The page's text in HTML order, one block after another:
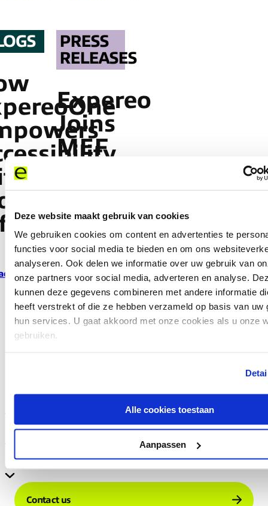
Deze website maakt gebruik van cookies
We gebruiken cookies om content en advertenties te
functies voor social media te bieden en om ons
analyseren. Ook delen we informatie over uw gebruik van
onze partners voor social media, adverteren en analyse.
kunnen deze gegevens combineren met andere informatie
heeft verstrekt of die ze hebben verzameld op basis van uw
hun services. U gaat akkoord met onze cookies als u onze
gebruiken.
Alle cookies toestaan
Aanpassen
more
PRESS
RELEASES
Expereo
Joins
MEF
Advance
Digital
Transformation
Company
Services
Resources
Contact us